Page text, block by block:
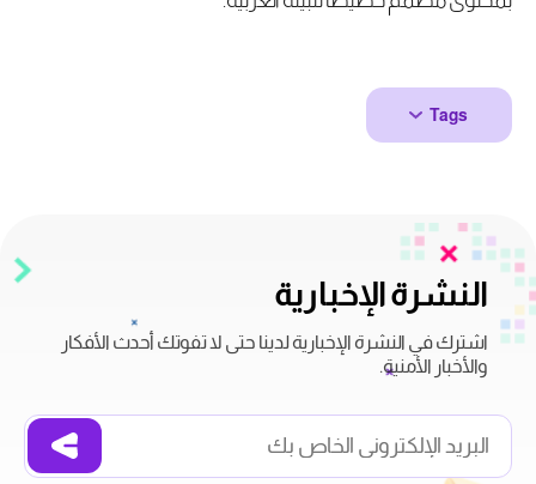
Tags
النشرة الإخبارية
اشترك في النشرة الإخبارية لدينا حتى لا تفوتك أحدث الأفكار
والأخبار الأمنية.